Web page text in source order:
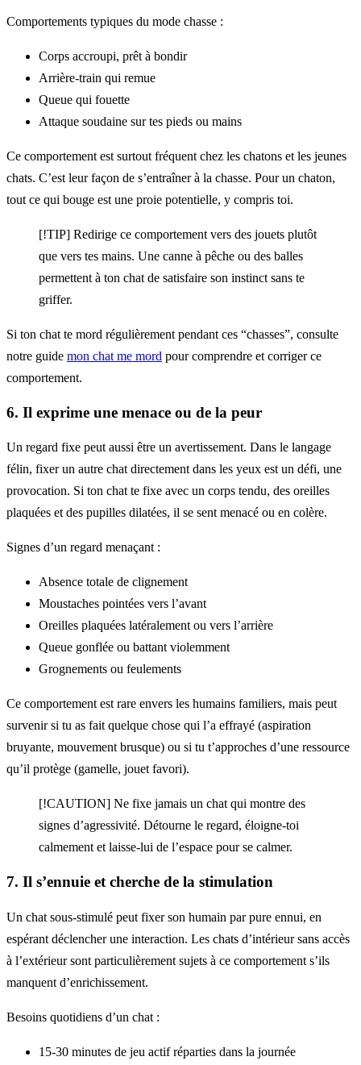
Comportements typiques du mode chasse :
Corps accroupi, prêt à bondir
Arrière-train qui remue
Queue qui fouette
Attaque soudaine sur tes pieds ou mains
Ce comportement est surtout fréquent chez les chatons et les jeunes
chats. C’est leur façon de s’entraîner à la chasse. Pour un chaton,
tout ce qui bouge est une proie potentielle, y compris toi.
[!TIP] Redirige ce comportement vers des jouets plutôt
que vers tes mains. Une canne à pêche ou des balles
permettent à ton chat de satisfaire son instinct sans te
griffer.
Si ton chat te mord régulièrement pendant ces “chasses”, consulte
notre guide mon chat me mord pour comprendre et corriger ce
comportement.
6. Il exprime une menace ou de la peur
Un regard fixe peut aussi être un avertissement. Dans le langage
félin, fixer un autre chat directement dans les yeux est un défi, une
provocation. Si ton chat te fixe avec un corps tendu, des oreilles
plaquées et des pupilles dilatées, il se sent menacé ou en colère.
Signes d’un regard menaçant :
Absence totale de clignement
Moustaches pointées vers l’avant
Oreilles plaquées latéralement ou vers l’arrière
Queue gonflée ou battant violemment
Grognements ou feulements
Ce comportement est rare envers les humains familiers, mais peut
survenir si tu as fait quelque chose qui l’a effrayé (aspiration
bruyante, mouvement brusque) ou si tu t’approches d’une ressource
qu’il protège (gamelle, jouet favori).
[!CAUTION] Ne fixe jamais un chat qui montre des
signes d’agressivité. Détourne le regard, éloigne-toi
calmement et laisse-lui de l’espace pour se calmer.
7. Il s’ennuie et cherche de la stimulation
Un chat sous-stimulé peut fixer son humain par pure ennui, en
espérant déclencher une interaction. Les chats d’intérieur sans accès
à l’extérieur sont particulièrement sujets à ce comportement s’ils
manquent d’enrichissement.
Besoins quotidiens d’un chat :
15-30 minutes de jeu actif réparties dans la journée